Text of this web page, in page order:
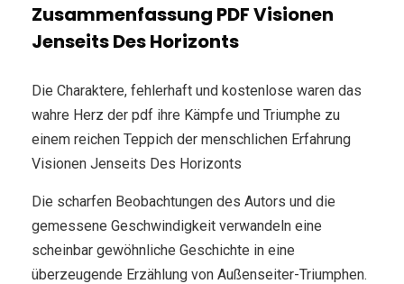
Zusammenfassung PDF Visionen
Jenseits Des Horizonts
Die Charaktere, fehlerhaft und kostenlose waren das
wahre Herz der pdf ihre Kämpfe und Triumphe zu
einem reichen Teppich der menschlichen Erfahrung
Visionen Jenseits Des Horizonts
Die scharfen Beobachtungen des Autors und die
gemessene Geschwindigkeit verwandeln eine
scheinbar gewöhnliche Geschichte in eine
überzeugende Erzählung von Außenseiter-Triumphen.